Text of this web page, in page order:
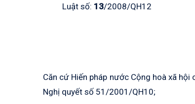
Luật số: 13/2008/QH12
Căn cứ Hiến pháp nước Cộng hoà xã
Nghị quyết số 51/2001/QH10;